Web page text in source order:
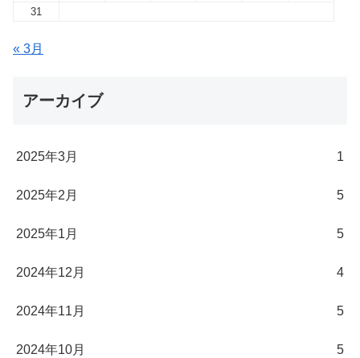
31
« 3月
アーカイブ
2025年3月 1
2025年2月 5
2025年1月 5
2024年12月 4
2024年11月 5
2024年10月 5